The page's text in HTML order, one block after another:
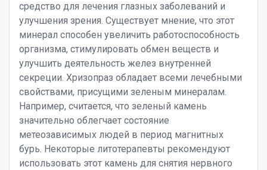
средство для лечения глазных заболеваний и
улучшения зрения. Существует мнение, что этот
минерал способен увеличить работоспособность
организма, стимулировать обмен веществ и
улучшить деятельность желез внутренней
секреции. Хризопраз обладает всеми лечебными
свойствами, присущими зеленым минералам.
Например, считается, что зеленый камень
значительно облегчает состояние
метеозависимых людей в период магнитных
бурь. Некоторые литотерапевты рекомендуют
использовать этот камень для снятия нервного